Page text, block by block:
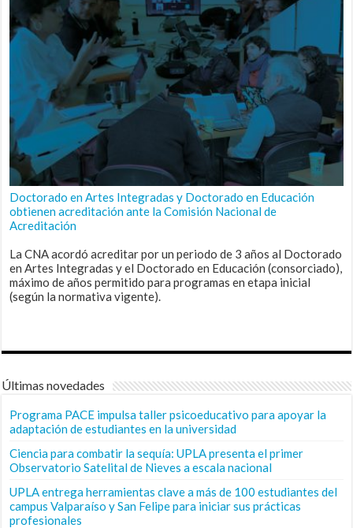
Doctorado en Artes Integradas y Doctorado en Educación
obtienen acreditación ante la Comisión Nacional de
Acreditación
La CNA acordó acreditar por un periodo de 3 años al Doctorado
en Artes Integradas y el Doctorado en Educación (consorciado),
máximo de años permitido para programas en etapa inicial
(según la normativa vigente).
Últimas novedades
Programa PACE impulsa taller psicoeducativo para apoyar la
adaptación de estudiantes en la universidad
Ciencia para combatir la sequía: UPLA presenta el primer
Observatorio Satelital de Nieves a escala nacional
UPLA entrega herramientas clave a más de 100 estudiantes del
campus Valparaíso y San Felipe para iniciar sus prácticas
profesionales